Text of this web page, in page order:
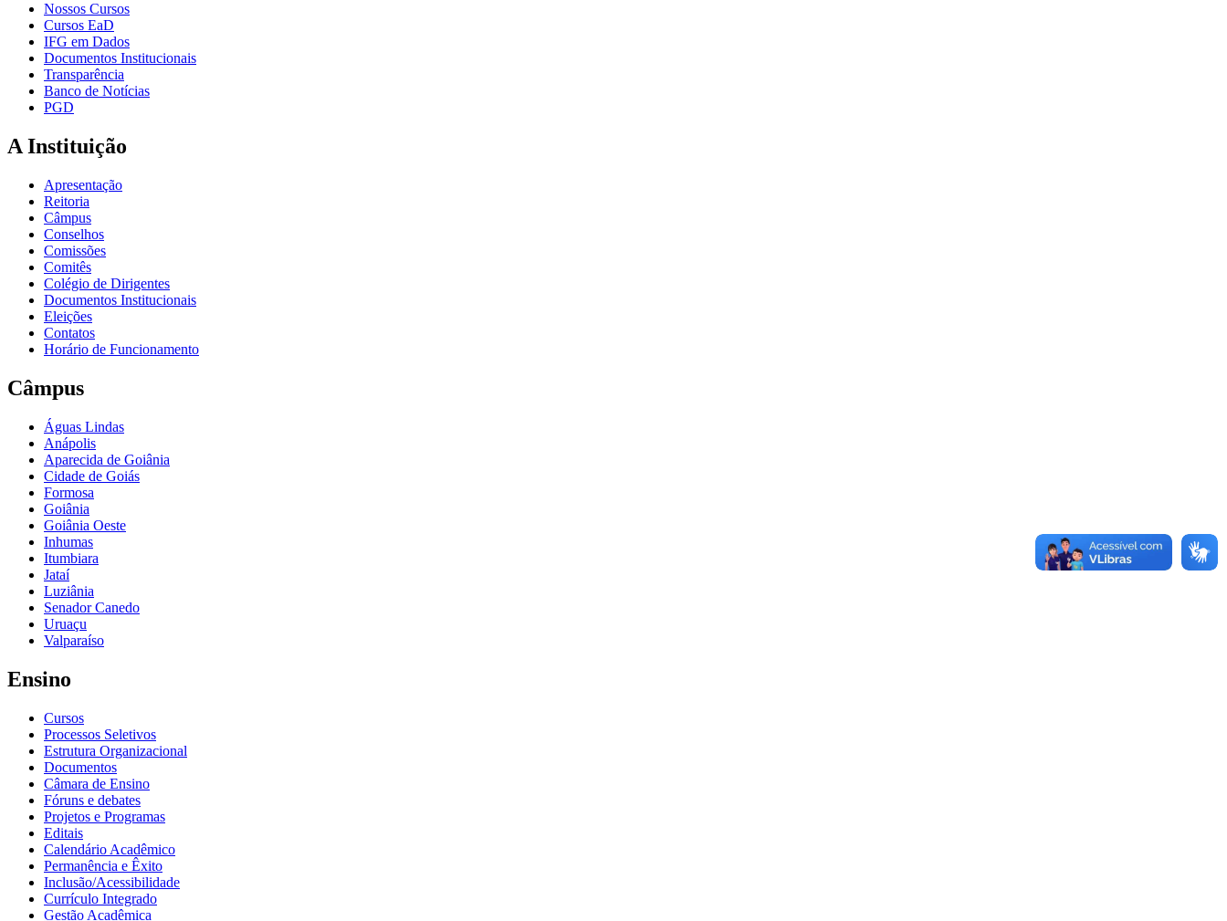
Nossos Cursos
Cursos EaD
IFG em Dados
Documentos Institucionais
Transparência
Banco de Notícias
PGD
A Instituição
Apresentação
Reitoria
Câmpus
Conselhos
Comissões
Comitês
Colégio de Dirigentes
Documentos Institucionais
Eleições
Contatos
Horário de Funcionamento
Câmpus
Águas Lindas
Anápolis
Aparecida de Goiânia
Cidade de Goiás
Formosa
Goiânia
Goiânia Oeste
Inhumas
Itumbiara
Jataí
Luziânia
Senador Canedo
Uruaçu
Valparaíso
Ensino
Cursos
Processos Seletivos
Estrutura Organizacional
Documentos
Câmara de Ensino
Fóruns e debates
Projetos e Programas
Editais
Calendário Acadêmico
Permanência e Êxito
Inclusão/Acessibilidade
Currículo Integrado
Gestão Acadêmica